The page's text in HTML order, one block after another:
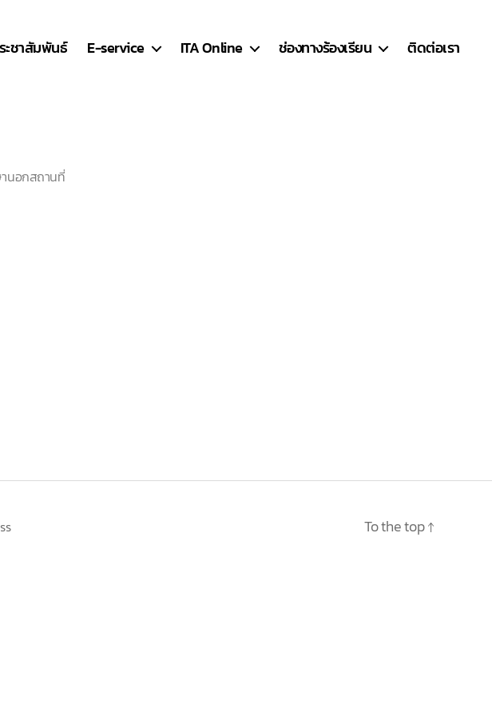
ะชาสัมพันธ์ E-service ITA Online ช่องทางร้องเรียน ติดต่อเรา
นอกสถานที่
To the top↑